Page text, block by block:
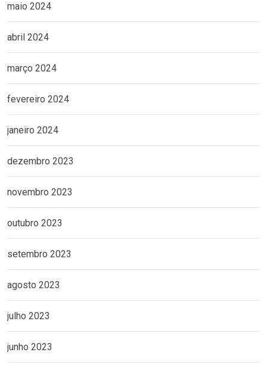
maio 2024
abril 2024
março 2024
fevereiro 2024
janeiro 2024
dezembro 2023
novembro 2023
outubro 2023
setembro 2023
agosto 2023
julho 2023
junho 2023